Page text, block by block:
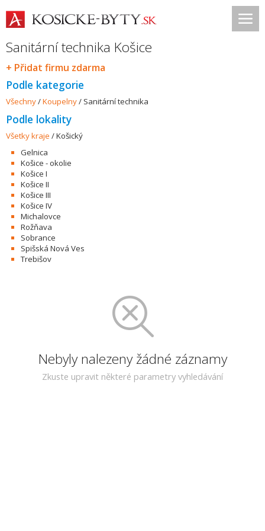
Sanitární technika Košice
+ Přidat firmu zdarma
Podle kategorie
Všechny/Koupelny/ Sanitární technika
Podle lokality
Všetky kraje /Košický
Gelnica
Košice - okolie
Košice I
Košice II
Košice III
Košice IV
Michalovce
Rožňava
Sobrance
Spišská Nová Ves
Trebišov
Nebyly nalezeny žádné záznamy
Zkuste upravit některé parametry vyhledávání